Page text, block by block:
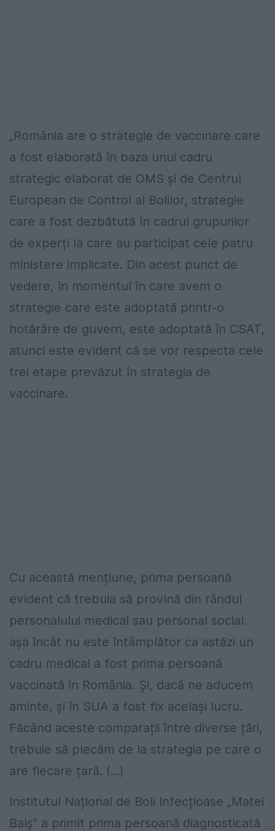
„România are o strategie de vaccinare care
a fost elaborată în baza unui cadru
strategic elaborat de OMS și de Centrul
European de Control al Bolilor, strategie
care a fost dezbătută în cadrul grupurilor
de experți la care au participat cele patru
ministere implicate. Din acest punct de
vedere, în momentul în care avem o
strategie care este adoptată printr-o
hotărâre de guvern, este adoptată în CSAT,
atunci este evident că se vor respecta cele
trei etape prevăzut în strategia de
vaccinare.
Cu această mențiune, prima persoană
evident că trebuia să provină din rândul
personalului medical sau personal social.
așa încât nu este întâmplător ca astăzi un
cadru medical a fost prima persoană
vaccinată în România. Și, dacă ne aducem
aminte, și în SUA a fost fix același lucru.
Făcând aceste comparații între diverse țări,
trebuie să plecăm de la strategia pe care o
are fiecare țară. (...)
Institutul Național de Boli Infecțioase „Matei
Balș" a primit prima persoană diagnosticată